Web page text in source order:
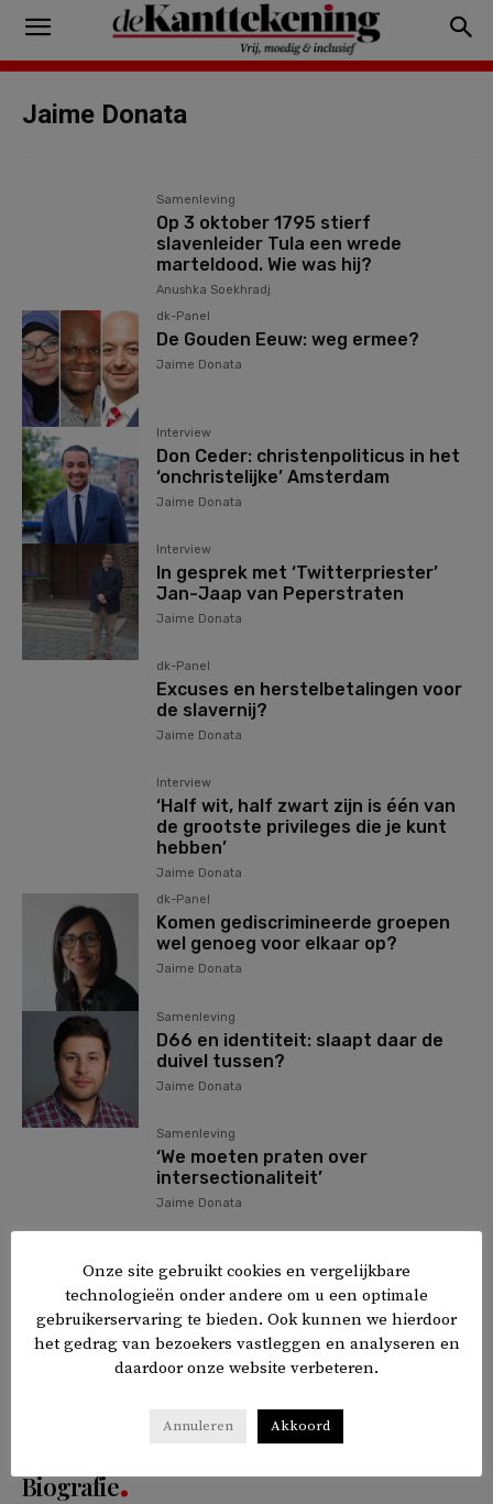
Jaime Donata
Samenleving
Op 3 oktober 1795 stierf
slavenleider Tula een wrede
marteldood. Wie was hij?
Anushka Soekhradj
dk-Panel
De Gouden Eeuw: weg ermee?
Jaime Donata
Interview
Don Ceder: christenpoliticus in het
‘onchristelijke’ Amsterdam
Jaime Donata
Interview
In gesprek met ‘Twitterpriester’
Jan-Jaap van Peperstraten
Jaime Donata
dk-Panel
Excuses en herstelbetalingen voor
de slavernij?
Jaime Donata
Interview
‘Half wit, half zwart zijn is één van
de grootste privileges die je kunt
hebben’
Jaime Donata
dk-Panel
Komen gediscrimineerde groepen
wel genoeg voor elkaar op?
Jaime Donata
Samenleving
D66 en identiteit: slaapt daar de
duivel tussen?
Jaime Donata
Samenleving
‘We moeten praten over
intersectionaliteit’
Jaime Donata
‘Etnisch profileren gebeurt vaker
dan wij denken’
Jaime Donata
Biografie
Onze site gebruikt cookies en vergelijkbare
technologieën onder andere om u een optimale
gebruikerservaring te bieden. Ook kunnen we hierdoor
het gedrag van bezoekers vastleggen en analyseren en
daardoor onze website verbeteren.
Annuleren Akkoord